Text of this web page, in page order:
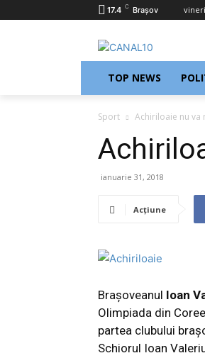
17.4 C Braşov
TOP NEWS
Sport Achiriloaie nu va
ianuarie 31, 2018
Acțiune
Brașoveanul Ioan
Olimpiada din
partea clubului
Schiorul Ioan